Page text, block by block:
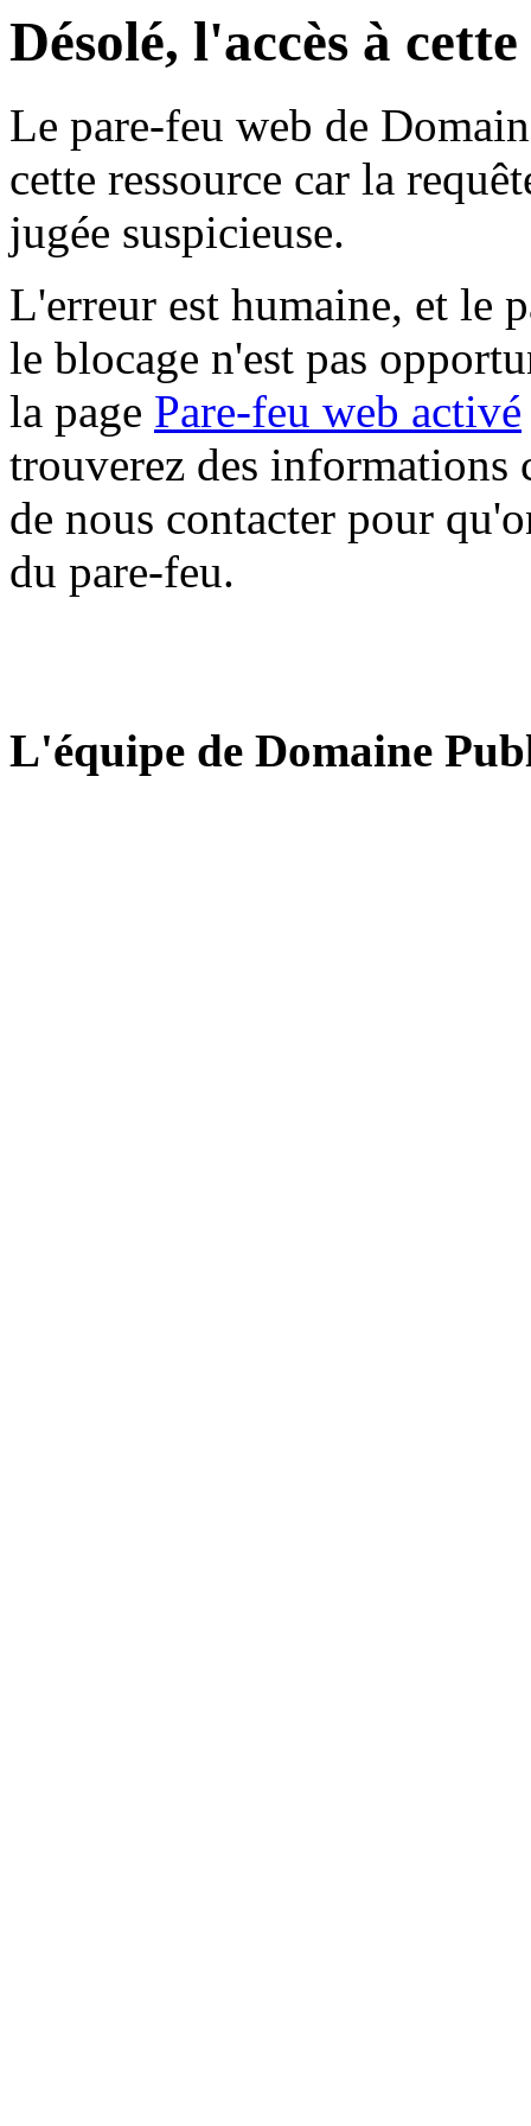
Désolé, l'accès à
Le pare-feu web de
cette ressource car la
jugée suspicieuse.
L'erreur est humaine, et le
le blocage n'est pas
la page Pare-feu web activé
trouverez des informations
de nous contacter pour
du pare-feu.
L'équipe de Domaine